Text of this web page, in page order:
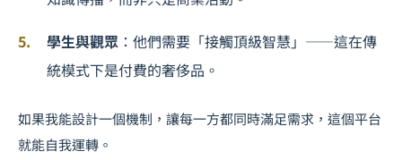
學生與觀眾 ：他們需要「接觸頂級智慧」——這在傳
統模式下是付費的奢侈品。
如果我能設計一個機制，讓每一方都同時滿足需求，這個平台
就能自我運轉。